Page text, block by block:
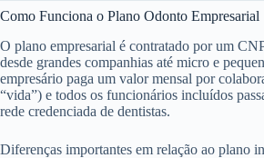
Como Funciona o Plano Odonto Empresarial
O plano empresarial é contratado por um
desde grandes companhias até micro e
empresário paga um valor mensal por
“vida”) e todos os funcionários incluídos
rede credenciada de dentistas.
Diferenças importantes em relação ao plano